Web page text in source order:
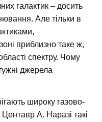
галактик – досить
Але тільки в
приблизно таке ж,
спектру. Чому
джерела
широку газово-
Центавр А. Наразі такі